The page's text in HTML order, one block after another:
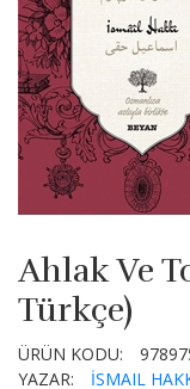
Ahlak Ve
Türkçe)
ÜRÜN KODU:
YAZAR:
İSMAIL